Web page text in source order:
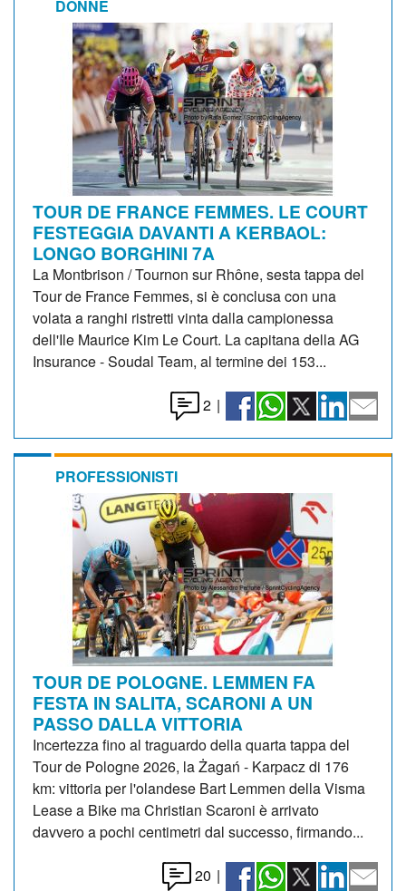
DONNE
TOUR DE FRANCE FEMMES. LE COURT
FESTEGGIA DAVANTI A KERBAOL:
LONGO BORGHINI 7A
La Montbrison / Tournon sur Rhône, sesta tappa del
Tour de France Femmes, si è conclusa con una
volata a ranghi ristretti vinta dalla campionessa
dell'Ile Maurice Kim Le Court. La capitana della AG
Insurance - Soudal Team, al termine dei 153...
2 |
PROFESSIONISTI
TOUR DE POLOGNE. LEMMEN FA
FESTA IN SALITA, SCARONI A UN
PASSO DALLA VITTORIA
Incertezza fino al traguardo della quarta tappa del
Tour de Pologne 2026, la Żagań - Karpacz di 176
km: vittoria per l'olandese Bart Lemmen della Visma
Lease a Bike ma Christian Scaroni è arrivato
davvero a pochi centimetri dal successo, firmando...
20 |